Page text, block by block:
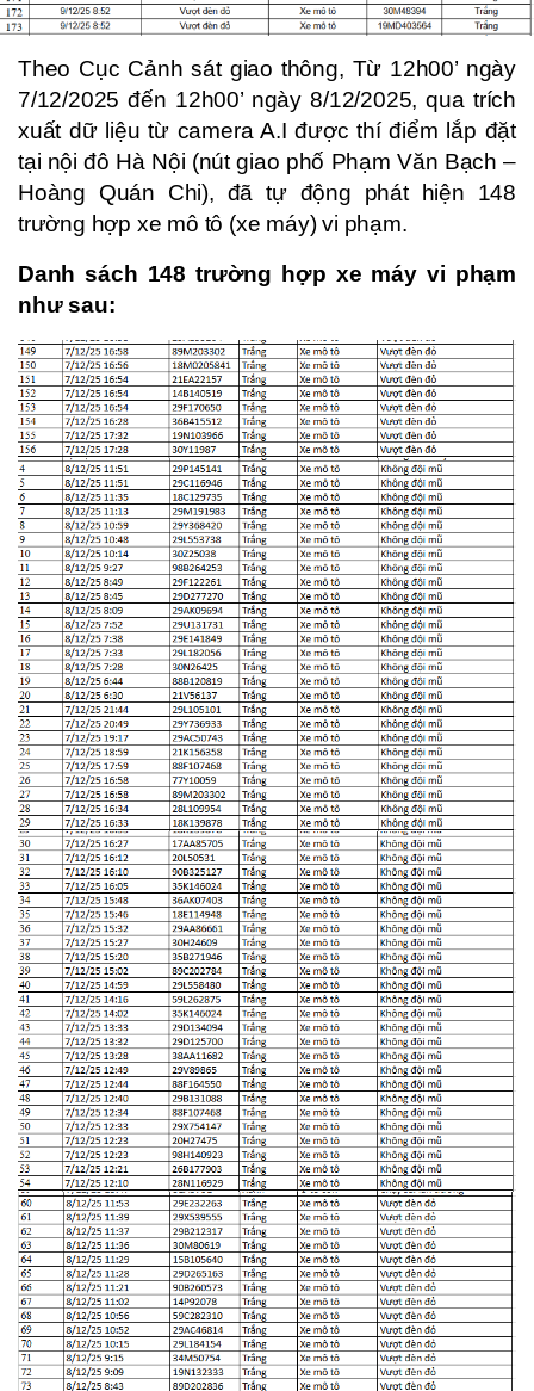
Theo Cục Cảnh sát giao thông, Từ 12h00’ ngày
7/12/2025 đến 12h00’ ngày 8/12/2025, qua trích
xuất dữ liệu từ camera A.I được thí điểm lắp đặt
tại nội đô Hà Nội (nút giao phố Phạm Văn Bạch –
Hoàng Quán Chi), đã tự động phát hiện 148
trường hợp xe mô tô (xe máy) vi phạm.
Danh sách 148 trường hợp xe máy vi phạm
như sau: